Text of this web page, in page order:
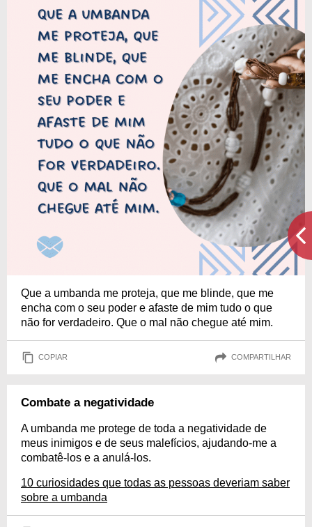
Que a umbanda me proteja, que me blinde, que me
encha com o seu poder e afaste de mim tudo o que
não for verdadeiro. Que o mal não chegue até mim.
COPIAR COMPARTILHAR
Combate a negatividade
A umbanda me protege de toda a negatividade de
meus inimigos e de seus malefícios, ajudando-me a
combatê-los e a anulá-los.
10 curiosidades que todas as pessoas deveriam saber
sobre a umbanda